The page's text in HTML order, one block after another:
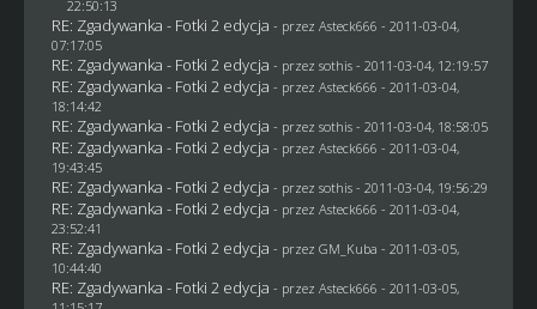
22:50:13
RE: Zgadywanka - Fotki 2 edycja - przez Asteck666 - 2011-03-04,
07:17:05
RE: Zgadywanka - Fotki 2 edycja - przez sothis- 2011-03-04, 12:19:57
RE: Zgadywanka - Fotki 2 edycja - przez Asteck666 - 2011-03-04,
18:14:42
RE: Zgadywanka - Fotki 2 edycja - przez sothis- 2011-03-04, 18:58:05
RE: Zgadywanka - Fotki 2 edycja - przez Asteck666 - 2011-03-04,
19:43:45
RE: Zgadywanka - Fotki 2 edycja - przez sothis- 2011-03-04, 19:56:29
RE: Zgadywanka - Fotki 2 edycja - przez Asteck666 - 2011-03-04,
23:52:41
RE: Zgadywanka - Fotki 2 edycja - przez GM_Kuba - 2011-03-05,
10:44:40
RE: Zgadywanka - Fotki 2 edycja - przez Asteck666 - 2011-03-05,